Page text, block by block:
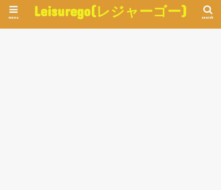
Leisurego(レジャーゴー) search
menu